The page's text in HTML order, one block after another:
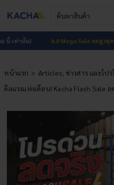
Search
for:
หน้าแรก
โปรโมชัน HOT
บทความ
ติดต่อเรา
นั้น) 8.8 Mega Sale ลดสูงสุด 15%
หน้าแรก Articles ข่าวสาร และโป
ดีลแรงแห่งเดือน! Kacha Flash Sale